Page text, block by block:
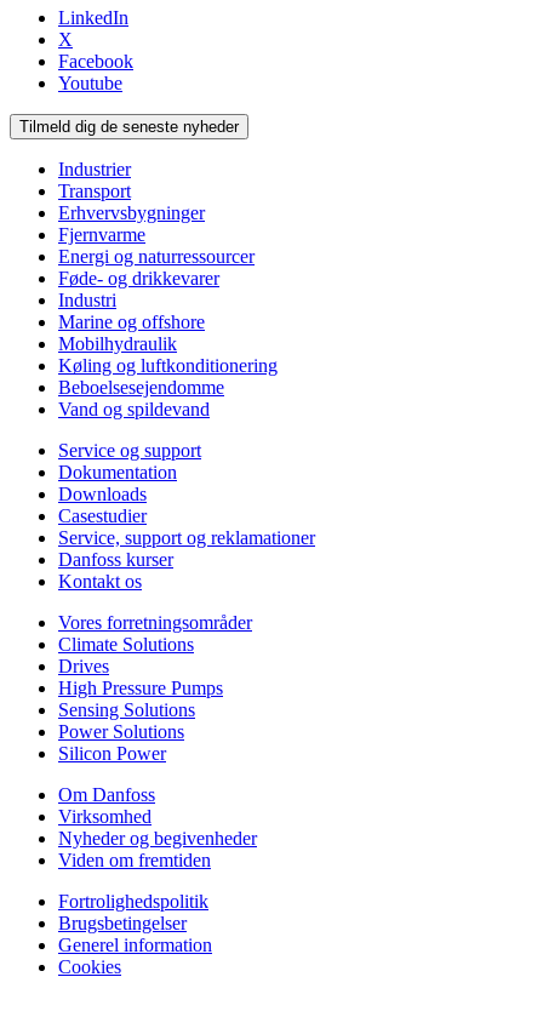
LinkedIn
X
Facebook
Youtube
Tilmeld dig de seneste nyheder
Industrier
Transport
Erhvervsbygninger
Fjernvarme
Energi og naturressourcer
Føde- og drikkevarer
Industri
Marine og offshore
Mobilhydraulik
Køling og luftkonditionering
Beboelsesejendomme
Vand og spildevand
Service og support
Dokumentation
Downloads
Casestudier
Service, support og reklamationer
Danfoss kurser
Kontakt os
Vores forretningsområder
Climate Solutions
Drives
High Pressure Pumps
Sensing Solutions
Power Solutions
Silicon Power
Om Danfoss
Virksomhed
Nyheder og begivenheder
Viden om fremtiden
Fortrolighedspolitik
Brugsbetingelser
Generel information
Cookies